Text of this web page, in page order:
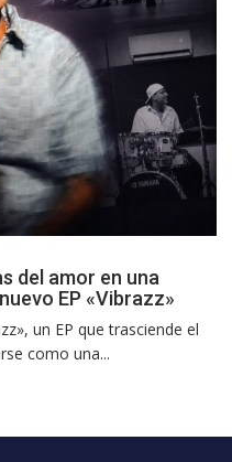
del amor en una
EP «Vibrazz»
un EP que trasciende el
como una...